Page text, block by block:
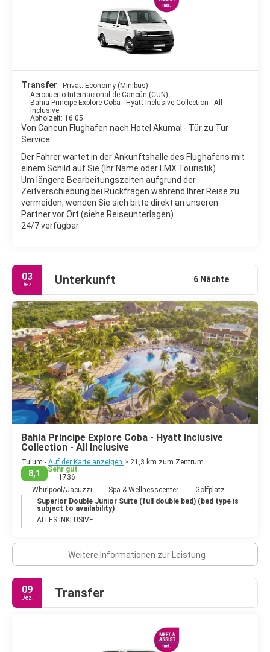
Riviera Maya südwärts bis nach Guatemala erstreckt. Dieses
Barriereriff-System ist das zweitlängste der Welt.
Zu den Aktivitäten an den meistbesuchten Orten gehören
Jetski fahren, Schnorcheln, Tauchen, Schwimmen in Cenoten,
Touristenmagnet in der Region, einschließlich der beliebten
archäologischen Stätten, die vom Instituto Nacional de
Arqueología betrieben werden, wie Tulum an der Küste und
Chichen Itza und Coba, die etwas weiter im Landesinneren
liegen.
Transfer - Privat: Economy (Minibus)
Aeropuerto Internacional de Cancún (CUN)
Bahia Principe Explore Coba - Hyatt Inclusive Collection - All
Inclusive
Abholzeit: 16:05
Von Cancun Flughafen nach Hotel Akumal - Tür zu Tür
Service
Der Fahrer wartet in der Ankunftshalle des Flughafens mit
einem Schild auf Sie (Ihr Name oder LMX Touristik)
Um längere Bearbeitungszeiten aufgrund der
Zeitverschiebung bei Rückfragen während Ihrer Reise zu
vermeiden, wenden Sie sich bitte direkt an unseren
Partner vor Ort (siehe Reiseunterlagen)
24/7 verfügbar
03
Dez. Unterkunft 6 Nächte
Bahia Principe Explore Coba - Hyatt Inclusive
Collection - All Inclusive
Tulum - Auf der Karte anzeigen > 21,3 km zum Zentrum
8,1
Sehr gut
1736
Whirlpool/Jacuzzi
Spa & Wellnesscenter
Golfplatz
Superior Double Junior Suite (full double bed) (bed type is
subject to availability)
ALLES INKLUSIVE
Weitere Informationen zur Leistung
09
Dez. Transfer